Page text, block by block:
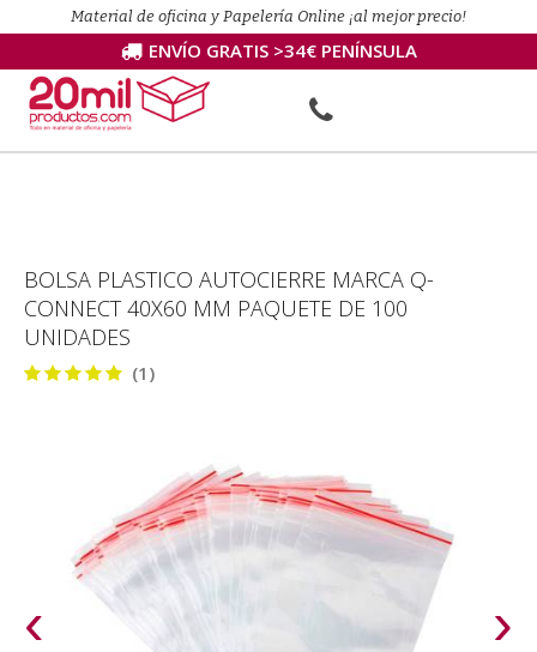
Material de oficina y Papelería Online ¡al mejor precio!
ENVÍO GRATIS >34€ PENÍNSULA
BOLSA PLASTICO AUTOCIERRE MARCA Q-
CONNECT 40X60 MM PAQUETE DE 100
UNIDADES
(1)
‹ ›